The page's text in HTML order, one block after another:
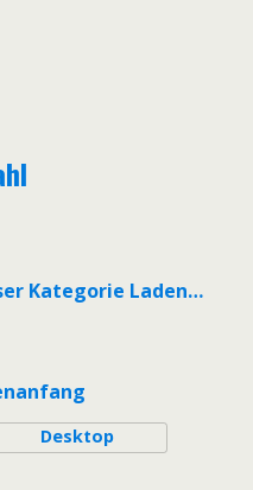
Kategorie Laden…
Desktop